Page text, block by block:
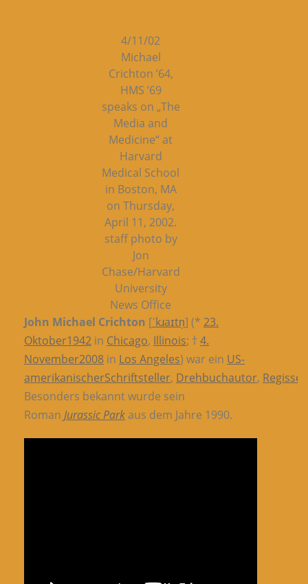
4/11/02
Michael
Crichton ’64,
HMS ’69
speaks on „The
Media and
Medicine“ at
Harvard
Medical School
in Boston, MA
on Thursday,
April 11, 2002.
staff photo by
Jon
Chase/Harvard
University
News Office
John Michael Crichton [ˈkɹaɪtn̩] (* 23.
Oktober1942 in Chicago, Illinois; † 4.
November2008 in Los Angeles) war ein US-
amerikanischerSchriftsteller, Drehbuchautor,
Besonders bekannt wurde sein
Roman Jurassic Parkaus dem Jahre 1990.